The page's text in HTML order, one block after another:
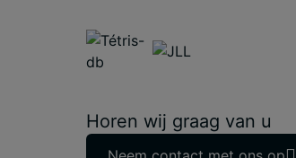
Horen wij graag van u